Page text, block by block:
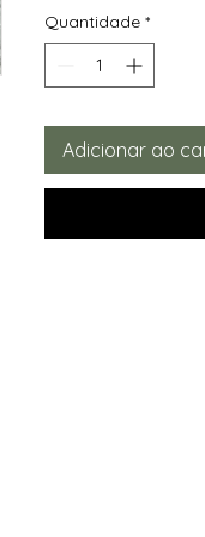
Quantidade *
Adicionar ao